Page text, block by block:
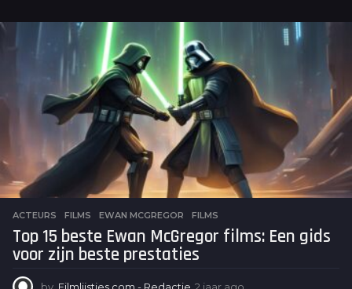
a
o
ACTEURS ,FILMS EWAN MCGREGOR ,FILMS
Top 15 beste Ewan McGregor films: Een gids
voor zijn beste prestaties